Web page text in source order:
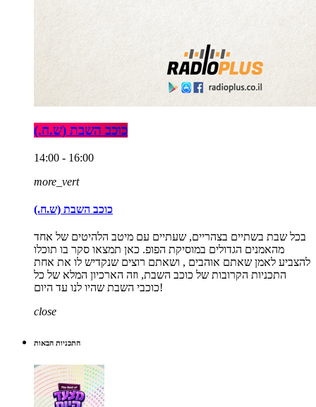
כוכב השבת (ש.ח.)
14:00 - 16:00
more_vert
כוכב השבת (ש.ח.)
בכל שבת בשתיים בצהריים, שעתיים עם מיטב הלהיטים של אחד
מהאמנים הגדולים במוסיקת הפופ. כאן תמצאו סקר בו תוכלו
להצביע לאמן שאתם אוהבים , ושאתם רוצים שנקדיש לו את אחת
התכניות הקרובות של כוכב השבת, וזה הארכיון המלא של כל
כוכבי השבת שהיו לנו עד היום!
close
התכניות הבאות